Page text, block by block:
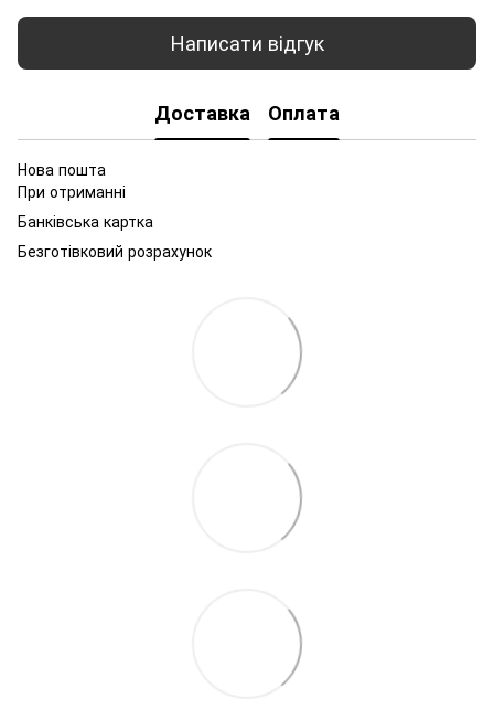
Написати відгук
Доставка Оплата
Нова пошта
При отриманні
Банківська картка
Безготівковий розрахунок